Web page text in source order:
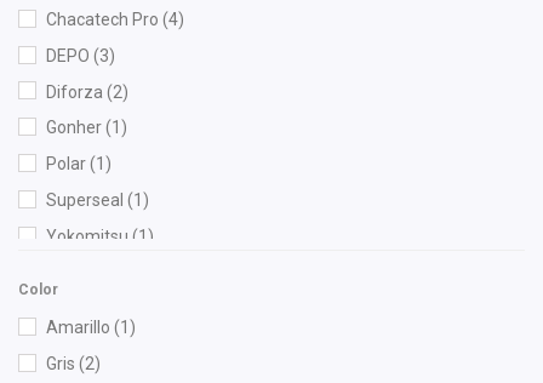
Chacatech Pro (4)
DEPO (3)
Diforza (2)
Gonher(1)
Polar(1)
Superseal (1)
Yokomitsu (1)
Color
Amarillo (1)
Gris (2)